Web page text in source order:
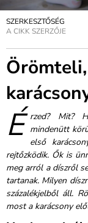
SZERKESZTŐSÉG
A CIKK SZERZŐJE
É rzed? Mit?
mindenütt
első
rejtőzködik. Ők is
meg arról a díszről
tartanak. Milyen
százalékjelből áll.
most a karácsony